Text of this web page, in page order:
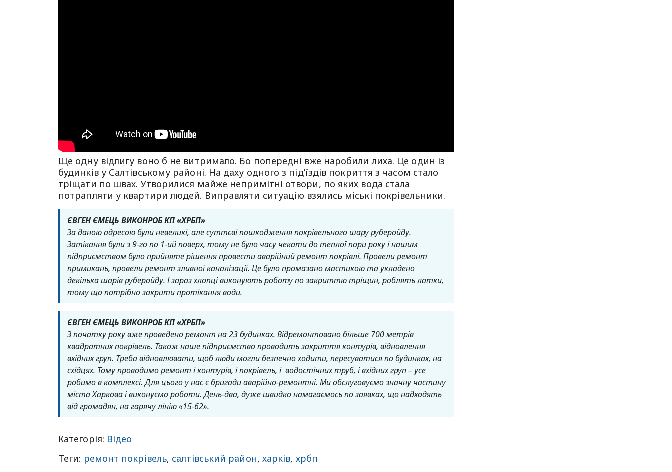
Ще одну відлигу воно б не витримало. Бо попередні вже наробили лиха. Це один із
будинків у Салтівському районі. На даху одного з під’їздів покриття з часом стало
тріщати по швах. Утворилися майже непримітні отвори, по яких вода стала
потрапляти у квартири людей. Виправляти ситуацію взялись міські покрівельники.
ЄВГЕН ЄМЕЦЬ ВИКОНРОБ КП «ХРБП»
За даною адресою були невеликі, але суттєві пошкодження покрівельного шару руберойду.
Затікання були з 9-го по 1-ий поверх, тому не було часу чекати до теплої пори року і нашим
підприємством було прийняте рішення провести аварійний ремонт покрівлі. Провели ремонт
примикань, провели ремонт зливної каналізації. Це було промазано мастикою та укладено
декілька шарів руберойду. І зараз хлопці виконують роботу по закриттю тріщин, роблять латки,
тому що потрібно закрити протікання води.
ЄВГЕН ЄМЕЦЬ ВИКОНРОБ КП «ХРБП»
З початку року вже проведено ремонт на 23 будинках. Відремонтовано більше 700 метрів
квадратних покрівель. Також наше підприємство проводить закриття контурів, відновлення
вхідних груп. Треба відновлювати, щоб люди могли безпечно ходити, пересуватися по будинках, на
східцях. Тому проводимо ремонт і контурів, і покрівель, і водостічних труб, і вхідних груп – усе
робимо в комплексі. Для цього у нас є бригади аварійно-ремонтні. Ми обслуговуємо значну частину
міста Харкова і виконуємо роботи. День-два, дуже швидко намагаємось по заявках, що надходять
від громадян, на гарячу лінію «15-62».
Категорія: Відео
Теги: ремонт покрівель, салтівський район, харків, хрбп